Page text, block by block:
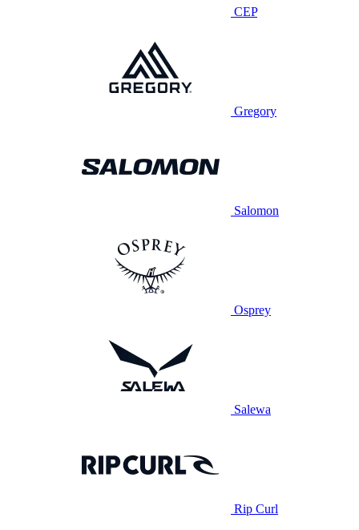
CEP
Gregory
Salomon
Osprey
Salewa
Rip Curl